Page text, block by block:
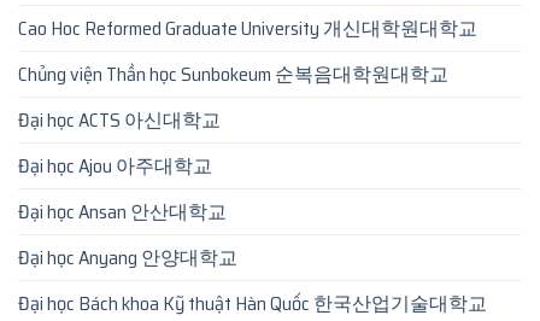
Cao Hoc Reformed Graduate University 개신대학원대학교
Chủng viện Thần học Sunbokeum 순복음대학원대학교
Đại học ACTS 아신대학교
Đại học Ajou 아주대학교
Đại học Ansan 안산대학교
Đại học Anyang 안양대학교
Đại học Bách khoa Kỹ thuật Hàn Quốc 한국산업기술대학교